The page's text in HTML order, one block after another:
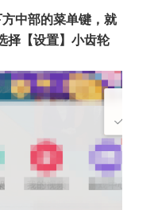
中部的菜单键，就
择【设置】小齿轮